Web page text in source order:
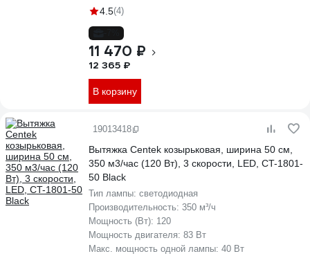
4.5(4)
11 470 ₽
12 365 ₽
В корзину
19013418
Вытяжка Centek козырьковая, ширина 50 см,
350 м3/час (120 Вт), 3 скорости, LED, CT-1801-
50 Black
Тип лампы: светодиодная
Производительность: 350 м³/ч
Мощность (Вт): 120
Мощность двигателя: 83 Вт
Макс. мощность одной лампы: 40 Вт